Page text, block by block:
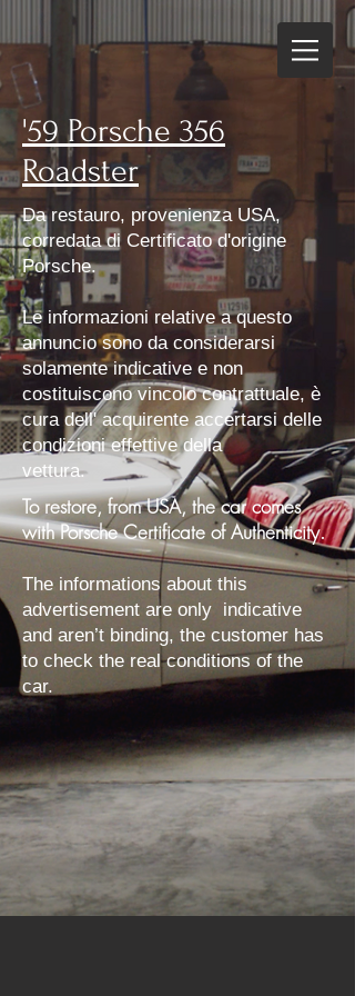
'59 Porsche 356
Roadster
Da restauro, provenienza USA,
corredata di Certificato d'origine
Porsche.
Le informazioni relative a questo
annuncio sono da considerarsi
solamente indicative e non
costituiscono vincolo contrattuale, è
cura dell' acquirente accertarsi delle
condizioni effettive della
vettura.
To restore, from USA, the car comes
with Porsche Certificate of Authenticity.
The informations about this
advertisement are only indicative
and aren’t binding, the customer has
to check the real conditions of the
car.